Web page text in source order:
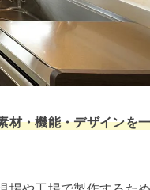
材・機能・デザインを